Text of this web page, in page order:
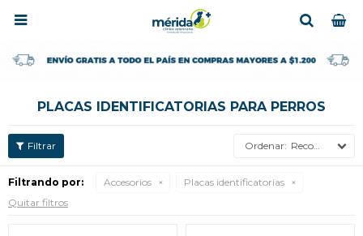

PLACAS IDENTIFICATORIAS PARA PERROS
Recomendados
Filtrando por: Accesorios
Placas identificatorias
Quitar filtros